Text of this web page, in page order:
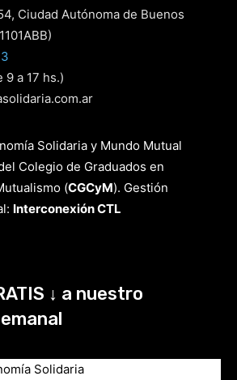
Ciudad Autónoma de Buenos
9 a 17 hs.)
Solidaria y Mundo Mutual
Colegio de Graduados en
(CGCyM). Gestión
Interconexión CTL
↓ a nuestro
Solidaria